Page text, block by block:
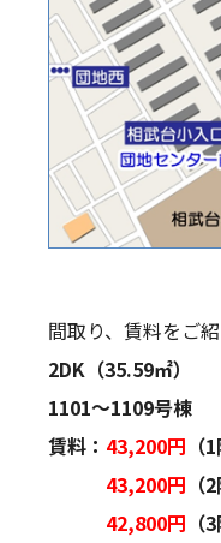
間取り、賃料をご紹
2DK（35.59㎡）
1101～1109号棟
賃料： 43,200円 （
43,200円 （
42,800円 （